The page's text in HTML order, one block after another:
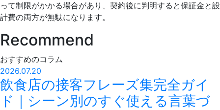
って制限がかかる場合があり、契約後に判明すると保証金と設
計費の両方が無駄になります。
Recommend
おすすめのコラム
2026.07.20
飲食店の接客フレーズ集完全ガイ
ド｜シーン別のすぐ使える言葉づ